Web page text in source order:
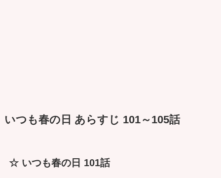
いつも春の日 あらすじ 101～105話
☆ いつも春の日 101話